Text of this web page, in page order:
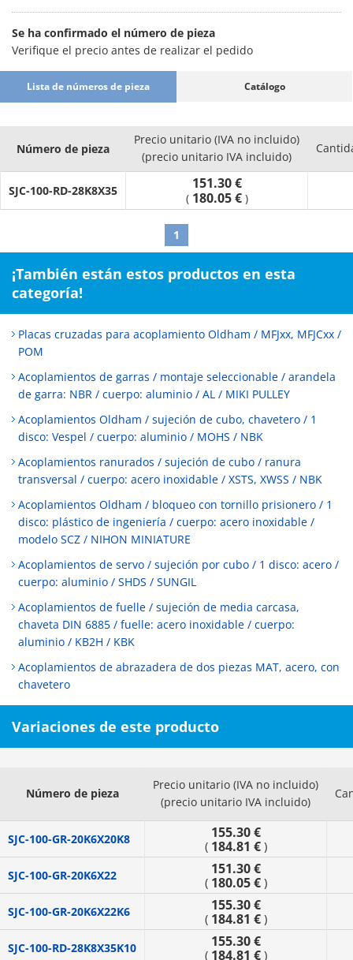
Se ha confirmado el número de pieza
Verifique el precio antes de realizar el pedido
Lista de números de pieza Catálogo
Número de pieza
Precio unitario (IVA no incluido)
(precio unitario IVA incluido)
SJC-100-RD-28K8X35 151.30 €
( 180.05 € )
1
¡También están estos productos en esta
categoría!
Placas cruzadas para acoplamiento Oldham / MFJxx, MFJCxx /
POM
Acoplamientos de garras / montaje seleccionable / arandela
de garra: NBR / cuerpo: aluminio / AL / MIKI PULLEY
Acoplamientos Oldham / sujeción de cubo, chavetero / 1
disco: Vespel / cuerpo: aluminio / MOHS / NBK
Acoplamientos ranurados / sujeción de cubo / ranura
transversal / cuerpo: acero inoxidable / XSTS, XWSS / NBK
Acoplamientos Oldham / bloqueo con tornillo prisionero / 1
disco: plástico de ingeniería / cuerpo: acero inoxidable /
modelo SCZ / NIHON MINIATURE
Acoplamientos de servo / sujeción por cubo / 1 disco: acero /
cuerpo: aluminio / SHDS / SUNGIL
Acoplamientos de fuelle / sujeción de media carcasa,
chaveta DIN 6885 / fuelle: acero inoxidable / cuerpo:
aluminio / KB2H / KBK
Acoplamientos de abrazadera de dos piezas MAT, acero, con
chavetero
Variaciones de este producto
Número de pieza
Precio unitario (IVA no incluido)
(precio unitario IVA incluido)
SJC-100-GR-20K6X20K8 155.30 €
( 184.81 €)
SJC-100-GR-20K6X22 151.30 €
( 180.05 €)
SJC-100-GR-20K6X22K6 155.30 €
( 184.81 €)
SJC-100-RD-28K8X35K10 155.30 €
( 184.81 €)